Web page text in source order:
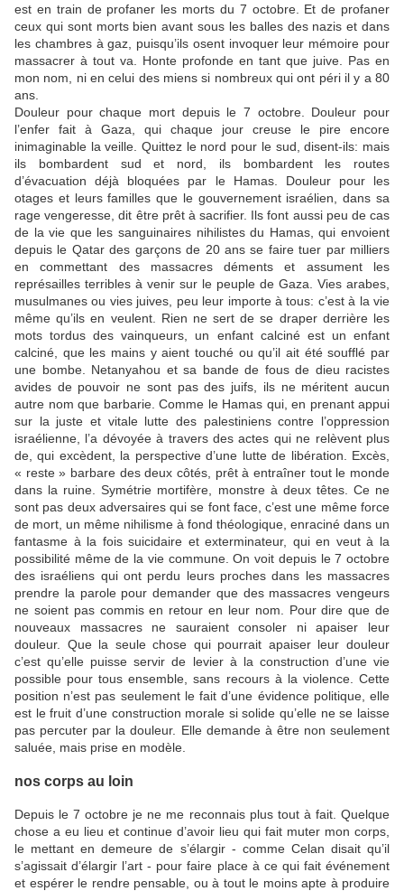
est en train de profaner les morts du 7 octobre. Et de profaner
ceux qui sont morts bien avant sous les balles des nazis et dans
les chambres à gaz, puisqu’ils osent invoquer leur mémoire pour
massacrer à tout va. Honte profonde en tant que juive. Pas en
mon nom, ni en celui des miens si nombreux qui ont péri il y a 80
ans.
Douleur pour chaque mort depuis le 7 octobre. Douleur pour
l’enfer fait à Gaza, qui chaque jour creuse le pire encore
inimaginable la veille. Quittez le nord pour le sud, disent-ils: mais
ils bombardent sud et nord, ils bombardent les routes
d’évacuation déjà bloquées par le Hamas. Douleur pour les
otages et leurs familles que le gouvernement israélien, dans sa
rage vengeresse, dit être prêt à sacrifier. Ils font aussi peu de cas
de la vie que les sanguinaires nihilistes du Hamas, qui envoient
depuis le Qatar des garçons de 20 ans se faire tuer par milliers
en commettant des massacres déments et assument les
représailles terribles à venir sur le peuple de Gaza. Vies arabes,
musulmanes ou vies juives, peu leur importe à tous: c’est à la vie
même qu’ils en veulent. Rien ne sert de se draper derrière les
mots tordus des vainqueurs, un enfant calciné est un enfant
calciné, que les mains y aient touché ou qu’il ait été soufflé par
une bombe. Netanyahou et sa bande de fous de dieu racistes
avides de pouvoir ne sont pas des juifs, ils ne méritent aucun
autre nom que barbarie. Comme le Hamas qui, en prenant appui
sur la juste et vitale lutte des palestiniens contre l’oppression
israélienne, l’a dévoyée à travers des actes qui ne relèvent plus
de, qui excèdent, la perspective d’une lutte de libération. Excès,
« reste » barbare des deux côtés, prêt à entraîner tout le monde
dans la ruine. Symétrie mortifère, monstre à deux têtes. Ce ne
sont pas deux adversaires qui se font face, c’est une même force
de mort, un même nihilisme à fond théologique, enraciné dans un
fantasme à la fois suicidaire et exterminateur, qui en veut à la
possibilité même de la vie commune. On voit depuis le 7 octobre
des israéliens qui ont perdu leurs proches dans les massacres
prendre la parole pour demander que des massacres vengeurs
ne soient pas commis en retour en leur nom. Pour dire que de
nouveaux massacres ne sauraient consoler ni apaiser leur
douleur. Que la seule chose qui pourrait apaiser leur douleur
c’est qu’elle puisse servir de levier à la construction d’une vie
possible pour tous ensemble, sans recours à la violence. Cette
position n’est pas seulement le fait d’une évidence politique, elle
est le fruit d’une construction morale si solide qu’elle ne se laisse
pas percuter par la douleur. Elle demande à être non seulement
saluée, mais prise en modèle.
nos corps au loin
Depuis le 7 octobre je ne me reconnais plus tout à fait. Quelque
chose a eu lieu et continue d’avoir lieu qui fait muter mon corps,
le mettant en demeure de s’élargir - comme Celan disait qu’il
s’agissait d’élargir l’art - pour faire place à ce qui fait événement
et espérer le rendre pensable, ou à tout le moins apte à produire